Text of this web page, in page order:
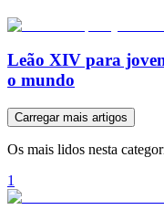
Leão XIV para
o mundo
Carregar mais artigos
Os mais lidos nesta
1